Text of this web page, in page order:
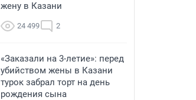
жену в Казани
24 499 2
«Заказали на 3-летие»: перед
убийством жены в Казани
турок забрал торт на день
рождения сына